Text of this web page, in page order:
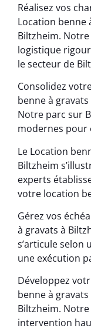
Réalisez vos
Location benne
Biltzheim.
logistique
le secteur de
Consolidez
benne à
Notre parc sur
modernes pour
Le Location
Biltzheim
experts
votre location
Gérez vos
à gravats à
s’articule selon
une exécution
Développez
benne à
Biltzheim.
intervention